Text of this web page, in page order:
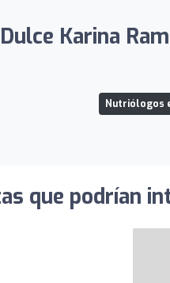
Karina
Nutriólogos
que podrían